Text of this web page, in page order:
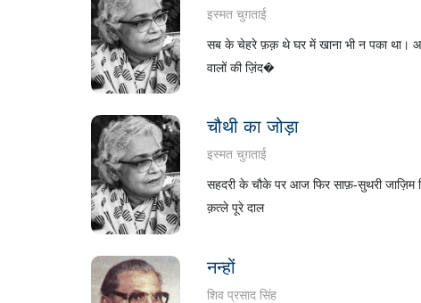
इस्मत चुग़ताई
सब के चेहरे फ़क़ थे घर में खाना भी न पका था।
वालों की ज़िंद�
चौथी का जोड़ा
इस्मत चुग़ताई
सहदरी के चौके पर आज फिर साफ़-सुथरी जाज़िम
क़त्ले पूरे दाल
नन्हों
शिव प्रसाद सिंह